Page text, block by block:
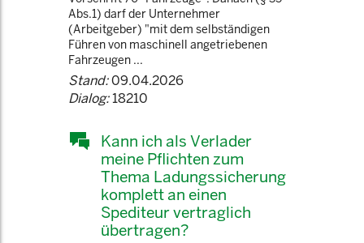
Abs.1) darf der Unternehmer
(Arbeitgeber) "mit dem selbständigen
Führen von maschinell angetriebenen
Fahrzeugen ...
Stand:09.04.2026
Dialog:18210
Kann ich als Verlader
meine Pflichten zum
Thema Ladungssicherung
komplett an einen
Spediteur vertraglich
übertragen?